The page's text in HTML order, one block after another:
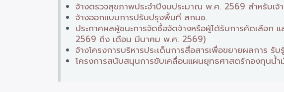
จ้างตรวจสุขภาพประจำปีงบประมาณ พ.ศ. 2569 สำหรับเ
จ้างออกแบบการปรับปรุงพื้นที่ สกนช.
ประกาศผลผู้ชนะการจัดซื้อจัดจ้างหรือผู้ได้รับการคัดเลือ
2569 ถึง เดือน มีนาคม พ.ศ. 2569)
จ้างโครงการบริหารประเด็นการสื่อสารเพื่อขยายผลการ
โครงการสนับสนุนการขับเคลื่อนแผนยุทธศาสตร์กองทุนน้